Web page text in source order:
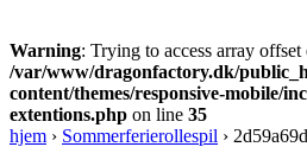
Warning: Trying to access array offset
/var/www/dragonfactory.dk/
content/themes/responsive-mobile/
extentions.php on line 35
hjem › Sommerferierollespil ›